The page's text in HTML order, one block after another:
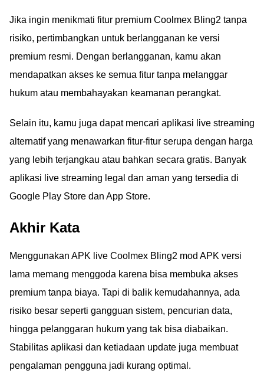
Jika ingin menikmati fitur premium Coolmex Bling2 tanpa
risiko, pertimbangkan untuk berlangganan ke versi
premium resmi. Dengan berlangganan, kamu akan
mendapatkan akses ke semua fitur tanpa melanggar
hukum atau membahayakan keamanan perangkat.
Selain itu, kamu juga dapat mencari aplikasi live streaming
alternatif yang menawarkan fitur-fitur serupa dengan harga
yang lebih terjangkau atau bahkan secara gratis. Banyak
aplikasi live streaming legal dan aman yang tersedia di
Google Play Store dan App Store.
Akhir Kata
Menggunakan APK live Coolmex Bling2 mod APK versi
lama memang menggoda karena bisa membuka akses
premium tanpa biaya. Tapi di balik kemudahannya, ada
risiko besar seperti gangguan sistem, pencurian data,
hingga pelanggaran hukum yang tak bisa diabaikan.
Stabilitas aplikasi dan ketiadaan update juga membuat
pengalaman pengguna jadi kurang optimal.